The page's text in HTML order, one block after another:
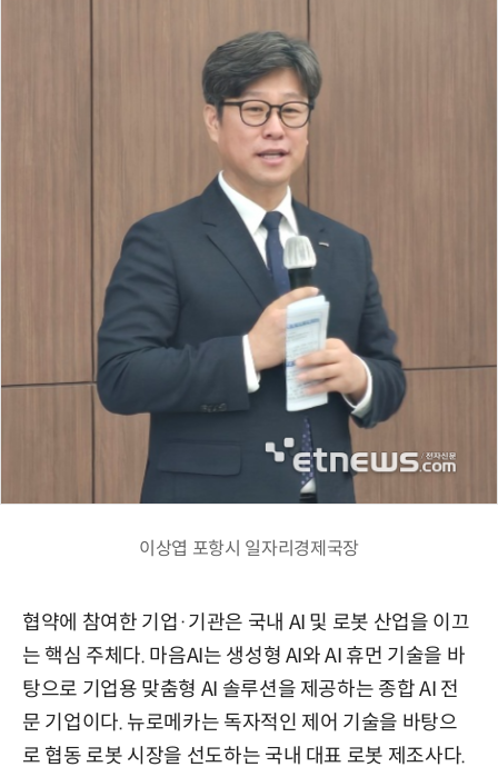
이상엽 포항시 일자리경제국장
협약에 참여한 기업·기관은 국내 AI 및 로봇 산업을 이끄
는 핵심 주체다. 마음AI는 생성형 AI와 AI 휴먼 기술을 바
탕으로 기업용 맞춤형 AI 솔루션을 제공하는 종합 AI 전
문 기업이다. 뉴로메카는 독자적인 제어 기술을 바탕으
로 협동 로봇 시장을 선도하는 국내 대표 로봇 제조사다.